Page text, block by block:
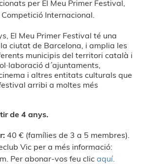
per El Meu Primer Festival,
Internacional.
El Meu Primer Festival té una
ciutat de Barcelona, i amplia les
municipis del territori català i
d´ajuntaments,
i altres entitats culturals que
arribi a moltes més
de 4 anys.
40 € (famílies de 3 a 5 membres).
Vic per a més informació:
. Per abonar-vos feu clic aquí.